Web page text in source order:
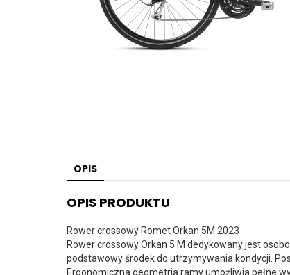
OPIS
OPIS PRODUKTU
Rower crossowy Romet Orkan 5M 2023
Rower crossowy Orkan 5 M dedykowany jest
podstawowy środek do utrzymywania kondycji.
Ergonomiczna geometria ramy umożliwia pełne